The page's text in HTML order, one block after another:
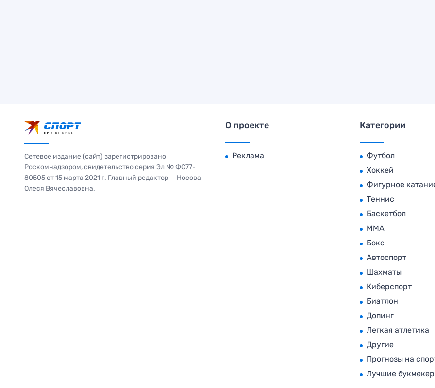
Сетевое издание (сайт) зарегистрировано
Роскомнадзором, свидетельство серия Эл № ФС77-
80505 от 15 марта 2021 г. Главный редактор — Носова
Олеся Вячеславовна.
О проекте
Реклама
Категории
Футбол
Хоккей
Фигурное
Теннис
Баскетбол
MMA
Бокс
Автоспорт
Шахматы
Киберспорт
Биатлон
Допинг
Легкая атлетика
Другие
Прогнозы на
Лучшие